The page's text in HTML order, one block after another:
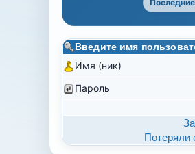
Введите имя
Имя (ник)
Пароль
Потеряли